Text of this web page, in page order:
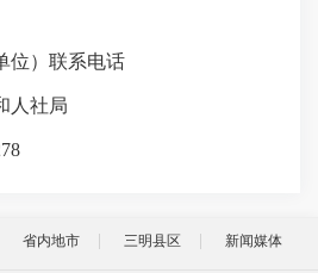
位）联系电话
人社局
省内地市 三明县区 新闻媒体